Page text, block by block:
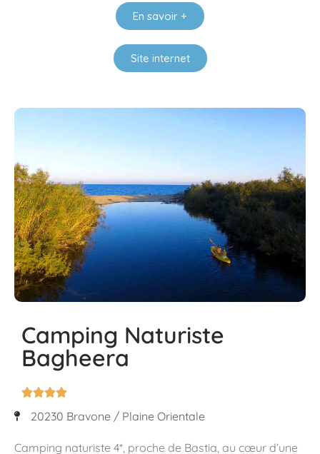
En savoir +
Site internet
Camping Naturiste
Bagheera

20230 Bravone / Plaine Orientale
Camping naturiste 4*, proche de Bastia, au cœur d’une